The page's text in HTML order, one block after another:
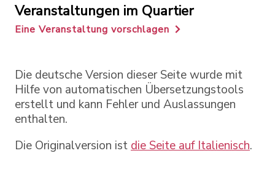
Veranstaltungen im Quartier
Eine Veranstaltung vorschlagen
Die deutsche Version dieser Seite wurde mit
Hilfe von automatischen Übersetzungstools
erstellt und kann Fehler und Auslassungen
enthalten.
Die Originalversion ist die Seite auf Italienisch.